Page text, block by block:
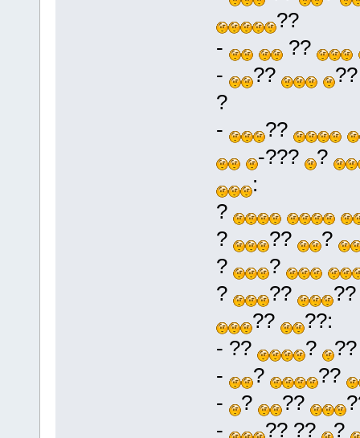
??
-
??
-
??
?
-
??
-???
?
:
?
?
??
?
?
?
?
??
??
??:
- ??
?
-
?
??
-
? ??
-
?? ??
?